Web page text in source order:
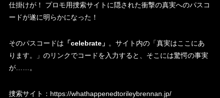
仕掛けが！ プロモ用捜索サイトに隠された衝撃の真実へのパスコ
ードが遂に明らかになった！
そのパスコードは 「celebrate」 。サイト内の「真実はここにあ
ります。」のリンクでコードを入力すると、そこには驚愕の事実
が……。
捜索サイト： https://whathappenedtorileybrennan.jp/